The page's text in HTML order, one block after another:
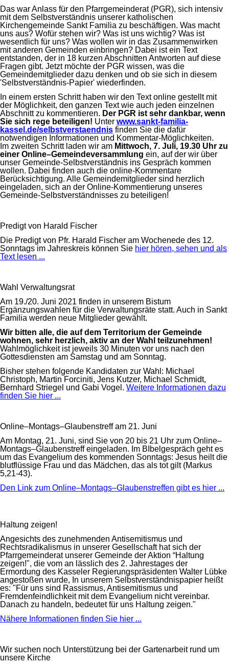
Das war Anlass für den Pfarrgemeinderat (PGR), sich intensiv
mit dem Selbstverständnis unserer katholischen
Kirchengemeinde Sankt Familia zu beschäftigen. Was macht
uns aus? Wofür stehen wir? Was ist uns wichtig? Was ist
wesentlich für uns? Was wollen wir in das Zusammenwirken
mit anderen Gemeinden einbringen? Dabei ist ein Text
entstanden, der in 18 kurzen Abschnitten Antworten auf diese
Fragen gibt. Jetzt möchte der PGR wissen, was die
Gemeindemitglieder dazu denken und ob sie sich in diesem
'Selbstverständnis-Papier' wiederfinden.
In einem ersten Schritt haben wir den Text online gestellt mit
der Möglichkeit, den ganzen Text wie auch jeden einzelnen
Abschnitt zu kommentieren. Der PGR ist sehr dankbar, wenn
Sie sich rege beteiligen! Unter www.sankt-familia-
kassel.de/selbstverstaendnis finden Sie die dafür
notwendigen Informationen und Kommentar-Möglichkeiten.
Im zweiten Schritt laden wir am Mittwoch, 7. Juli, 19.30 Uhr zu
einer Online–Gemeindeversammlung ein, auf der wir über
unser Gemeinde-Selbstverständnis ins Gespräch kommen
wollen. Dabei finden auch die online-Kommentare
Berücksichtigung. Alle Gemeindemitglieder sind herzlich
eingeladen, sich an der Online-Kommentierung unseres
Gemeinde-Selbstverständnisses zu beteiligen!
Predigt von Harald Fischer
Die Predigt von Pfr. Harald Fischer am Wochenede des 12.
Sonntags im Jahreskreis können Sie hier hören, sehen und als
Text lesen ...
Wahl Verwaltungsrat
Am 19./20. Juni 2021 finden in unserem Bistum
Ergänzungswahlen für die Verwaltungsräte statt. Auch in Sankt
Familia werden neue Mitglieder gewählt.
Wir bitten alle, die auf dem Territorium der Gemeinde
wohnen, sehr herzlich, aktiv an der Wahl teilzunehmen!
Wahlmöglichkeit ist jeweils 30 Minuten vor uns nach den
Gottesdiensten am Samstag und am Sonntag.
Bisher stehen folgende Kandidaten zur Wahl: Michael
Christoph, Martin Forciniti, Jens Kutzer, Michael Schmidt,
Bernhard Striegel und Gabi Vogel. Weitere Informationen dazu
finden Sie hier ...
Online–Montags–Glaubenstreff am 21. Juni
Am Montag, 21. Juni, sind Sie von 20 bis 21 Uhr zum Online–
Montags–Glaubenstreff eingeladen. Im BIbelgespräch geht es
um das Evangelium des kommenden Sonntags: Jesus heilt die
blutflüssige Frau und das Mädchen, das als tot gilt (Markus
5,21-43).
Den Link zum Online–Montags–Glaubenstreffen gibt es hier ...
Haltung zeigen!
Angesichts des zunehmenden Antisemitismus und
Rechtsradikalismus in unserer Gesellschaft hat sich der
Pfarrgemeinderat unserer Gemeinde der Aktion “Haltung
zeigen!", die vom an lässlich des 2. Jahrestages der
Ermordung des Kasseler Regierungspräsidenten Walter Lübke
angestoßen wurde, In unserem Selbstverständnispapier heißt
es: "Für uns sind Rassismus, Antisemitismus und
Fremdenfeindlichkeit mit dem Evangelium nicht vereinbar.
Danach zu handeln, bedeutet für uns Haltung zeigen."
Nähere Informationen finden Sie hier ...
Wir suchen noch Unterstützung bei der Gartenarbeit rund um
unsere Kirche